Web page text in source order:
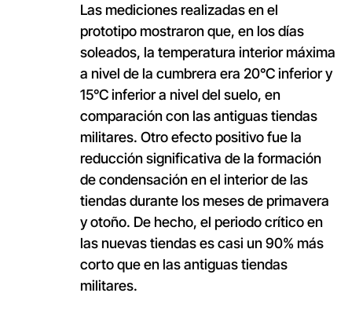
Las mediciones realizadas en el
prototipo mostraron que, en los días
soleados, la temperatura interior máxima
a nivel de la cumbrera era 20°C inferior y
15°C inferior a nivel del suelo, en
comparación con las antiguas tiendas
militares. Otro efecto positivo fue la
reducción significativa de la formación
de condensación en el interior de las
tiendas durante los meses de primavera
y otoño. De hecho, el periodo crítico en
las nuevas tiendas es casi un 90% más
corto que en las antiguas tiendas
militares.